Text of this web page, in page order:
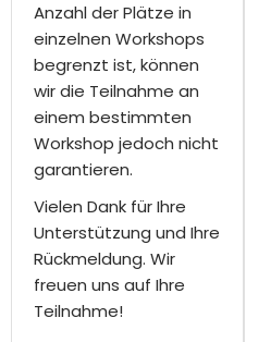
Anzahl der Plätze in
einzelnen Workshops
begrenzt ist, können
wir die Teilnahme an
einem bestimmten
Workshop jedoch nicht
garantieren.
Vielen Dank für Ihre
Unterstützung und Ihre
Rückmeldung. Wir
freuen uns auf Ihre
Teilnahme!